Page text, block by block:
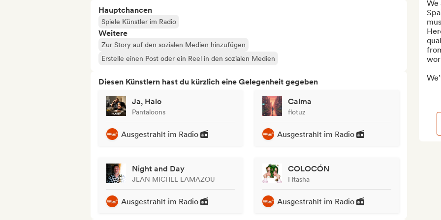
Hauptchancen
Spiele Künstler im Radio
Weitere
Zur Story auf den sozialen Medien hinzufügen
Erstelle einen Post oder ein Reel in den sozialen Medien
Diesen Künstlern hast du kürzlich eine Gelegenheit gegeben
Ja, Halo
Pantaloons
Ausgestrahlt im Radio
Calma
flotuz
Ausgestrahlt im Radio
Night and Day
JEAN MICHEL LAMAZOU
Ausgestrahlt im Radio
COLOCÓN
Fitasha
Ausgestrahlt im Radio
We